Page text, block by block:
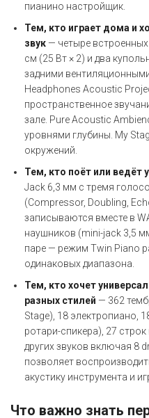
пианино настройщик.
Тем, кто играет дома и
звук — четыре
см (25 Вт × 2) и два
задними
Headphones Acoustic
пространственное
зале. Pure Acoustic
уровнями глубины. My
окружений.
Тем, кто поёт или ведёт
Jack 6,3 мм с тремя
(Compressor, Doubling,
записываются вместе в
наушников (mini-jack 3,5
паре — режим Twin Piano
одинаковых диапазона.
Тем, кто хочет
разных стилей — 362
Stage), 18 электропиано,
ротари-спикера), 27
других звуков включая 8
позволяет
акустику инструмента и
Что важно знать